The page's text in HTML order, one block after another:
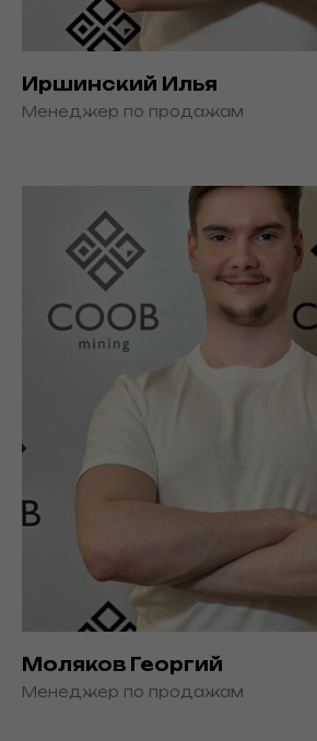
Иршинский Илья
Менеджер по продажам
Моляков Георгий
Менеджер по продажам